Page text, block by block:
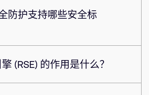
防护支持哪些安全标
(RSE) 的作用是什么？